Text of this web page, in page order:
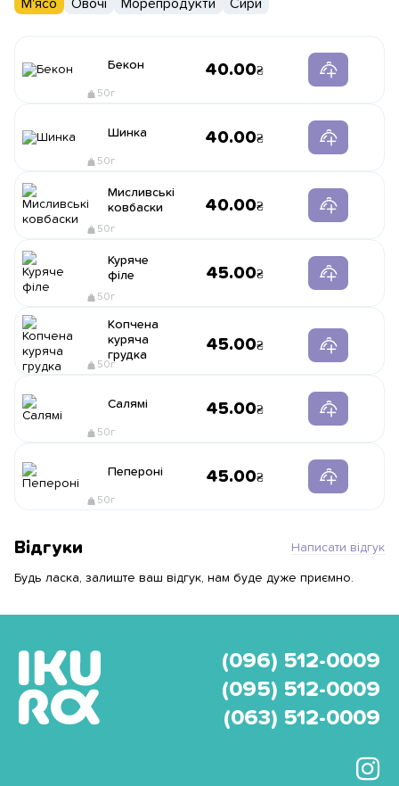
М'ясо Овочі Морепродукти Сири
Бекон
50г
40.00
Шинка
50г
40.00
Мисливські
ковбаски
50г
40.00
Куряче
філе
50г
45.00
Копчена
куряча
грудка
50г
45.00
Салямі
50г
45.00
Пепероні
50г
45.00
Відгуки Написати відгук
Будь ласка, залиште ваш відгук, нам буде дуже приємно.
(096) 512-0009
(095) 512-0009
(063) 512-0009